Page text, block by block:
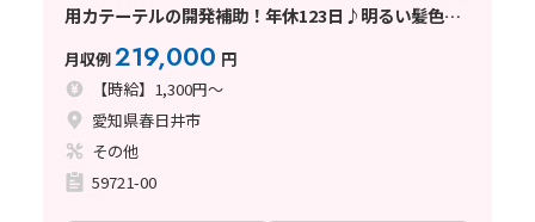
用カテーテルの開発補助！年休123日♪明るい髪色
月収例219,000 円
【時給】1,300円～
愛知県春日井市
その他
59721-00